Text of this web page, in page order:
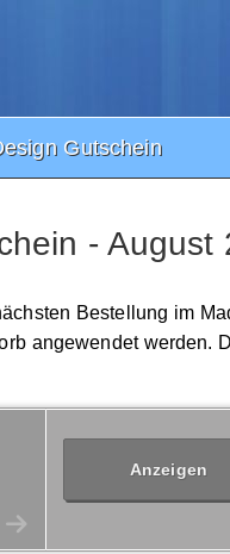
Gutschein
- August
Bestellung im
angewendet werden.
Anzeigen